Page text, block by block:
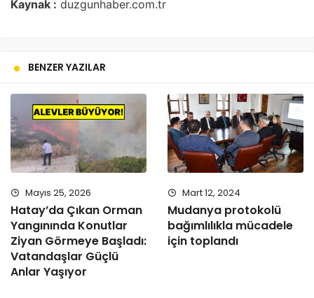
Kaynak : duzgunhaber.com.tr
BENZER YAZILAR
Mayıs 25, 2026
Hatay’da Çıkan Orman
Yangınında Konutlar
Ziyan Görmeye Başladı:
Vatandaşlar Güçlü
Anlar Yaşıyor
Mart 12, 2024
Mudanya protokolü
bağımlılıkla mücadele
için toplandı